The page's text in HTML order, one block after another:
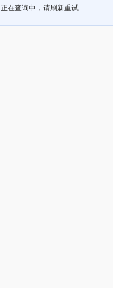
正在查询中，请刷新重试